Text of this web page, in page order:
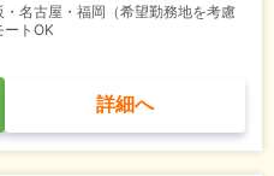
名古屋・福岡（希望勤務地を考慮
ートOK
詳細へ